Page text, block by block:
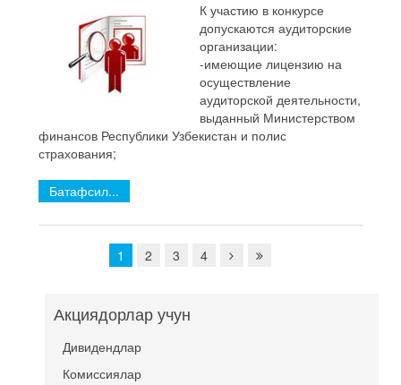
К участию в конкурсе
допускаются аудиторские
организации:
-имеющие лицензию на
осуществление
аудиторской деятельности,
выданный Министерством
финансов Республики Узбекистан и полис
страхования;
Батафсил...
1 2 3 4
Акциядорлар учун
Дивидендлар
Комиссиялар